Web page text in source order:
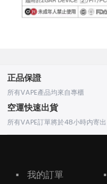
正品保證
所有VAPE產品均來自專櫃
空運快速出貨
所有VAPE訂單將於48小時内寄出
▪ 我的訂單 ▪